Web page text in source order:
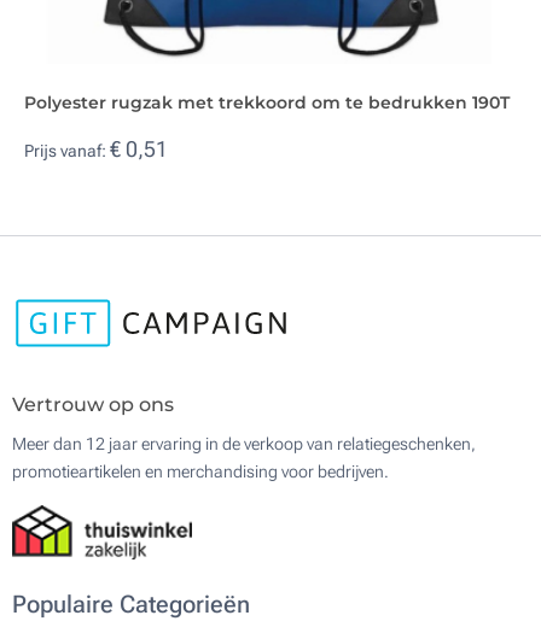
Polyester rugzak met trekkoord om te bedrukken 190T
Prijs vanaf: € 0,51
Vertrouw op ons
Meer dan 12 jaar ervaring in de verkoop van relatiegeschenken,
promotieartikelen en merchandising voor bedrijven.
Populaire Categorieën